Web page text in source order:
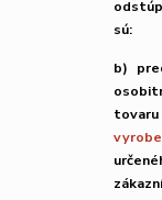
sú:
b)